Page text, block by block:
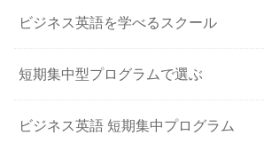
ビジネス英語を学べるスクール
短期集中型プログラムで選ぶ
ビジネス英語 短期集中プログラム